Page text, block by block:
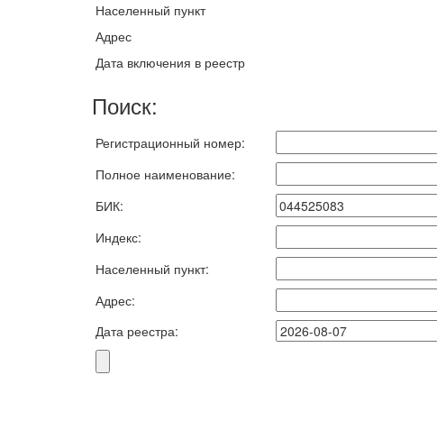
Населенный пункт
Адрес
Дата включения в реестр
Поиск:
Регистрационный номер:
Полное наименование:
БИК:
Индекс:
Населенный пункт:
Адрес:
Дата реестра: